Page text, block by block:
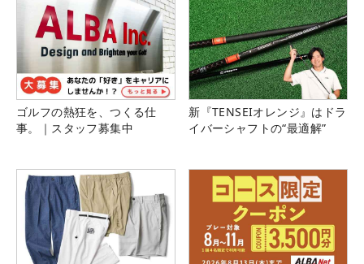
ゴルフの熱狂を、つくる仕
事。｜スタッフ募集中
新『TENSEIオレンジ』はドラ
イバーシャフトの“最適解”